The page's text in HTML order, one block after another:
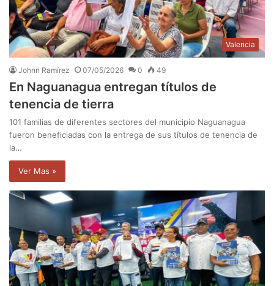
Valencia
Johnn Ramírez 07/05/2026 0 49
En Naguanagua entregan títulos de
tenencia de tierra
101 familias de diferentes sectores del municipio Naguanagua
fueron beneficiadas con la entrega de sus títulos de tenencia de
la…
Ver Mas »